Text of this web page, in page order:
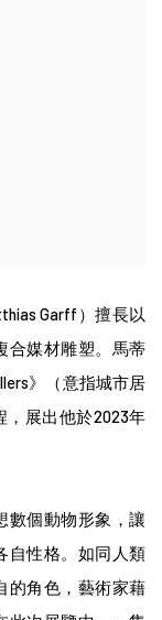
Garff ）擅長以
合媒材雕塑。馬蒂
》
（意指城市居
，展出他於2023年
數個動物形象，讓
自性格。如同人類
的角色，藝術家藉